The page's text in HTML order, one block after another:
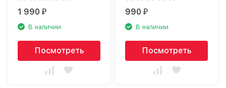
1 990₽
В наличии
Посмотреть
990₽
В наличии
Посмотреть